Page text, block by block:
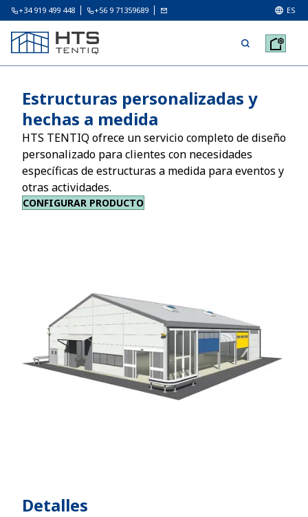
+34 919 499 448 +56 9 71359689 ES
Estructuras personalizadas y
hechas a medida
HTS TENTIQ ofrece un servicio completo de diseño
personalizado para clientes con necesidades
específicas de estructuras a medida para eventos y
otras actividades.
CONFIGURAR PRODUCTO
Detalles